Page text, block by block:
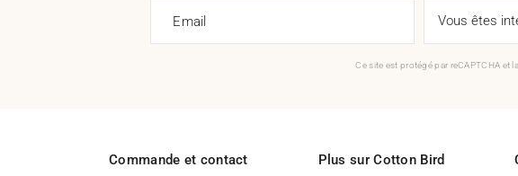
Email
Ce site est protégé par reCAPTCHA et
Commande et contact Plus sur Cotton Bird